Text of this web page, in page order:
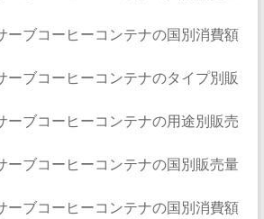
ーブコーヒーコンテナの国別消費額
ーブコーヒーコンテナのタイプ別販
ーブコーヒーコンテナの用途別販売
ーブコーヒーコンテナの国別販売量
ーブコーヒーコンテナの国別消費額